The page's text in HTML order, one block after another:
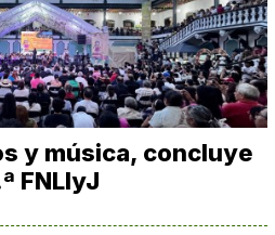
y música, concluye
FNLIyJ